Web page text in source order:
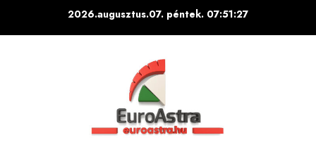
2026.augusztus.07. péntek. 07:51:30